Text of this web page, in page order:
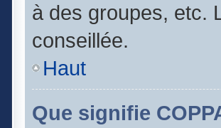
à des groupes, etc.
conseillée.
Haut
Que signifie